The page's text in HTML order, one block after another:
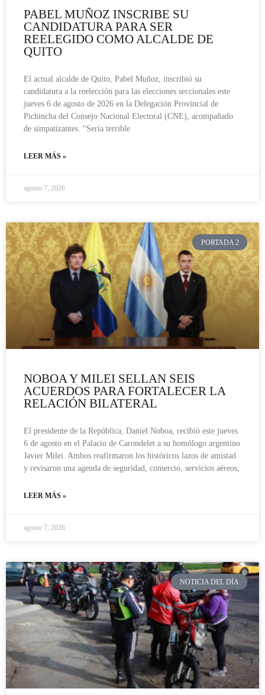
PABEL MUÑOZ INSCRIBE SU
CANDIDATURA PARA SER
REELEGIDO COMO ALCALDE DE
QUITO
El actual alcalde de Quito, Pabel Muñoz, inscribió su
candidatura a la reelección para las elecciones seccionales este
jueves 6 de agosto de 2026 en la Delegación Provincial de
Pichincha del Consejo Nacional Electoral (CNE), acompañado
de simpatizantes. “Sería terrible
LEER MÁS »
agosto 7, 2026
PORTADA 2
NOBOA Y MILEI SELLAN SEIS
ACUERDOS PARA FORTALECER LA
RELACIÓN BILATERAL
El presidente de la República, Daniel Noboa, recibió este jueves
6 de agosto en el Palacio de Carondelet a su homólogo argentino
Javier Milei. Ambos reafirmaron los históricos lazos de amistad
y revisaron una agenda de seguridad, comercio, servicios aéreos,
LEER MÁS »
agosto 7, 2026
NOTICIA DEL DÍA